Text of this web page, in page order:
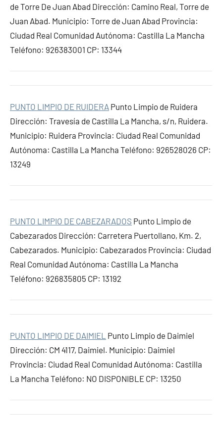
de Torre De Juan Abad Dirección: Camino Real, Torre de
Juan Abad. Municipio: Torre de Juan Abad Provincia:
Ciudad Real Comunidad Autónoma: Castilla La Mancha
Teléfono: 926383001 CP: 13344
PUNTO LIMPIO DE RUIDERA Punto Limpio de Ruidera
Dirección: Travesía de Castilla La Mancha, s/n, Ruidera.
Municipio: Ruidera Provincia: Ciudad Real Comunidad
Autónoma: Castilla La Mancha Teléfono: 926528026 CP:
13249
PUNTO LIMPIO DE CABEZARADOS Punto Limpio de
Cabezarados Dirección: Carretera Puertollano, Km. 2,
Cabezarados. Municipio: Cabezarados Provincia: Ciudad
Real Comunidad Autónoma: Castilla La Mancha
Teléfono: 926835805 CP: 13192
PUNTO LIMPIO DE DAIMIEL Punto Limpio de Daimiel
Dirección: CM 4117, Daimiel. Municipio: Daimiel
Provincia: Ciudad Real Comunidad Autónoma: Castilla
La Mancha Teléfono: NO DISPONIBLE CP: 13250